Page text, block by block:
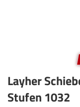
Layher
Stufen 1032